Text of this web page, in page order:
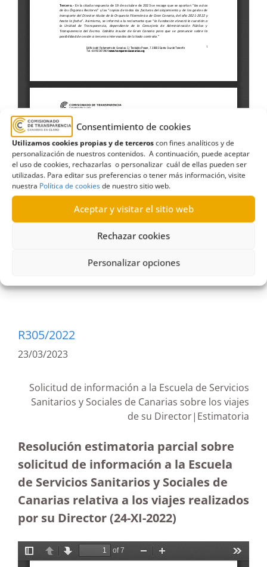
Consentimiento de cookies
Utilizamos cookies propias y de terceroscon fines analíticos y de
personalización de nuestros contenidos. A continuación, puede aceptar
el uso de cookies, rechazarlas o personalizar cuál de ellas pueden ser
utilizadas. Para editar sus preferencias o tener más información, visite
nuestra Política de cookiesde nuestro sitio web.
Aceptar y visitar el sitio web
Rechazar cookies
Personalizar opciones
Cabildo de Gran Canaria,contrato
Partido Popular,patronato
R305/2022
23/03/2023
Solicitud de información a la Escuela de Servicios
Sanitarios y Sociales de Canarias sobre los viajes
de su Director| Estimatoria
Resolución estimatoria parcial sobre
solicitud de información a la Escuela
de Servicios Sanitarios y Sociales de
Canarias relativa a los viajes realizados
por su Director (24-XI-2022)